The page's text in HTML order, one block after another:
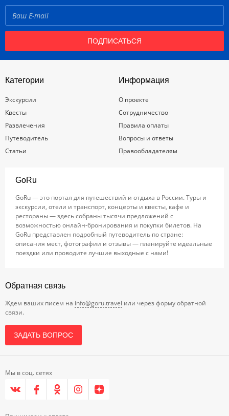
ПОДПИСАТЬСЯ
Категории
Экскурсии
Квесты
Развлечения
Путеводитель
Статьи
Информация
О проекте
Сотрудничество
Правила оплаты
Вопросы и ответы
Правообладателям
GoRu
GoRu — это портал для путешествий и отдыха в России. Туры и
экскурсии, отели и транспорт, концерты и квесты, кафе и
рестораны — здесь собраны тысячи предложений с
возможностью онлайн-бронирования и покупки билетов. На
GoRu представлен подробный путеводитель по стране:
описания мест, фотографии и отзывы — планируйте идеальные
поездки или проводите лучшие выходные с нами!
Обратная связь
Ждем ваших писем на info@goru.travel или через форму обратной
связи.
ЗАДАТЬ ВОПРОС
Мы в соц. сетях